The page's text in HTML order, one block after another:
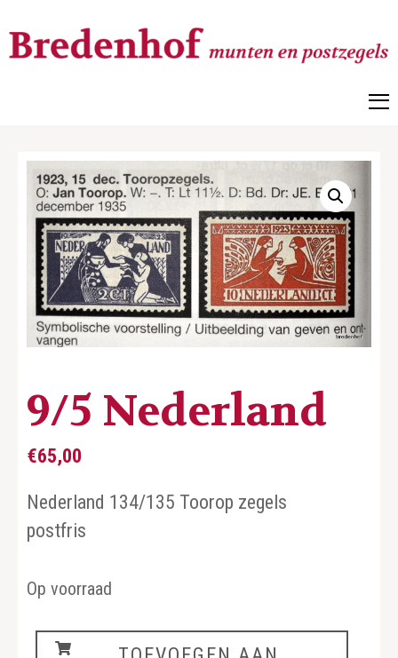
9/5 Nederland
€65,00
Nederland 134/135 Toorop zegels
postfris
Op voorraad